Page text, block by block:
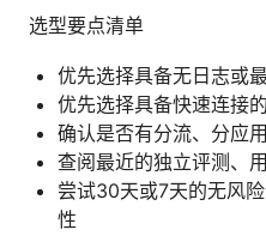
选型要点清单
优先选择具备无日志或
优先选择具备快速连接
确认是否有分流、分应
查阅最近的独立评测、
尝试30天或7天的无风
性